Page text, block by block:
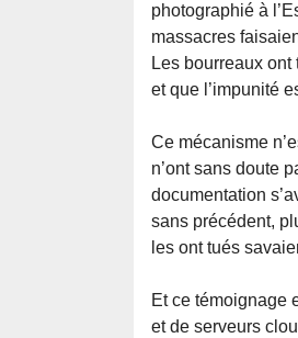
photographié à
massacres
Les bourreaux
et que l’impunité
Ce mécanisme
n’ont sans doute
documentation
sans précédent,
les ont tués
Et ce témoignage
et de serveurs